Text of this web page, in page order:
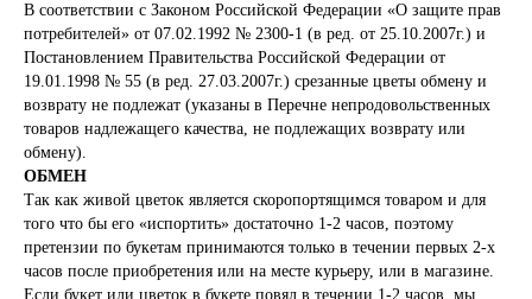
В соответствии с Законом Российской Федерации «О защите прав
потребителей» от 07.02.1992 № 2300-1 (в ред. от 25.10.2007г.) и
Постановлением Правительства Российской Федерации от
19.01.1998 № 55 (в ред. 27.03.2007г.) срезанные цветы обмену и
возврату не подлежат (указаны в Перечне непродовольственных
товаров надлежащего качества, не подлежащих возврату или
обмену).
ОБМЕН
Так как живой цветок является скоропортящимся товаром и для
того что бы его «испортить» достаточно 1-2 часов, поэтому
претензии по букетам принимаются только в течении первых 2-х
часов после приобретения или на месте курьеру, или в магазине.
Если букет или цветок в букете повял в течении 1-2 часов, мы